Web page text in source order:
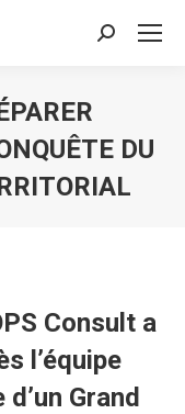
Recherche
DU
Consult a
l’équipe
Grand